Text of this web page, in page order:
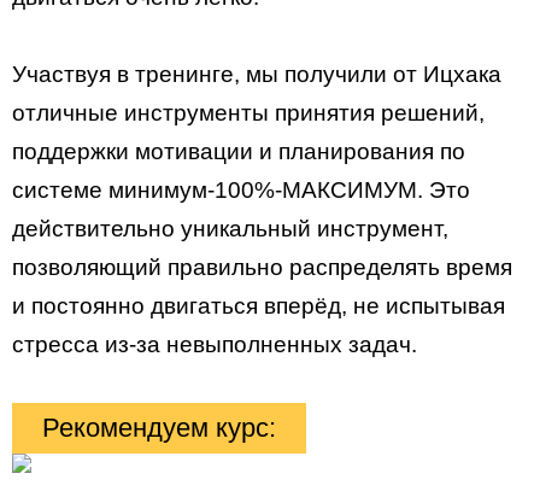
Участвуя в тренинге, мы получили от Ицхака
отличные инструменты принятия решений,
поддержки мотивации и планирования по
системе минимум-100%-МАКСИМУМ. Это
действительно уникальный инструмент,
позволяющий правильно распределять время
и постоянно двигаться вперёд, не испытывая
стресса из-за невыполненных задач.
Рекомендуем курс: